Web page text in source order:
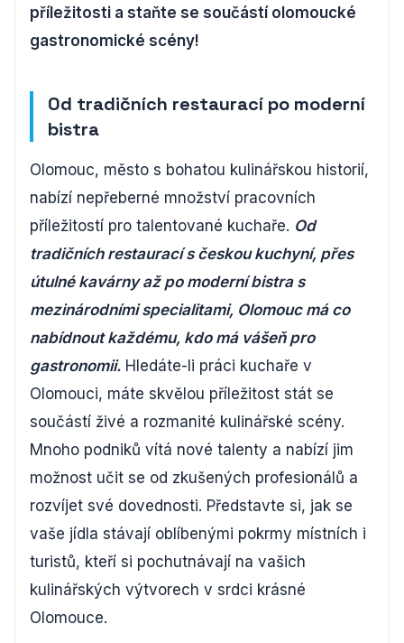
příležitosti a staňte se součástí olomoucké
gastronomické scény!
Od tradičních restaurací po moderní
bistra
Olomouc, město s bohatou kulinářskou historií,
nabízí nepřeberné množství pracovních
příležitostí pro talentované kuchaře. Od
tradičních restaurací s českou kuchyní, přes
útulné kavárny až po moderní bistra s
mezinárodními specialitami, Olomouc má co
nabídnout každému, kdo má vášeň pro
gastronomii. Hledáte-li práci kuchaře v
Olomouci, máte skvělou příležitost stát se
součástí živé a rozmanité kulinářské scény.
Mnoho podniků vítá nové talenty a nabízí jim
možnost učit se od zkušených profesionálů a
rozvíjet své dovednosti. Představte si, jak se
vaše jídla stávají oblíbenými pokrmy místních i
turistů, kteří si pochutnávají na vašich
kulinářských výtvorech v srdci krásné
Olomouce.